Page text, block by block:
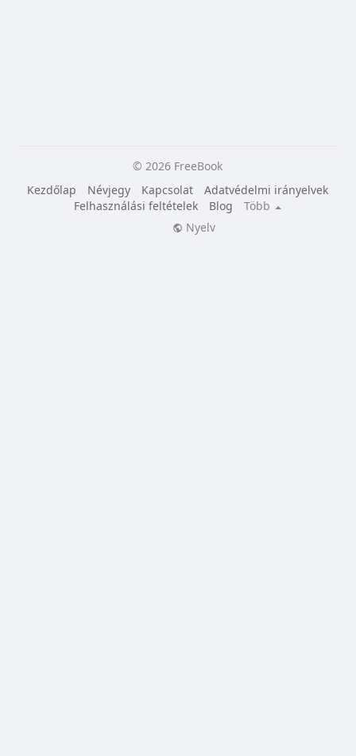
© 2026 FreeBook
Kezdőlap
Névjegy Kapcsolat
Adatvédelmi irányelvek
Felhasználási feltételek
Blog
Több
Nyelv